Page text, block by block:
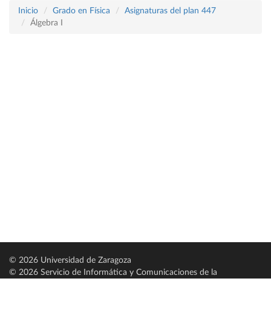
Inicio Grado en Física
Asignaturas del plan 447
Álgebra I
© 2026 Universidad de Zaragoza
© 2026 Servicio de Informática y Comunicaciones de la